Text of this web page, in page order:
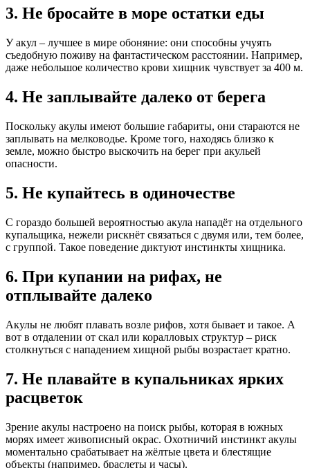
3. Не бросайте в море остатки еды
У акул – лучшее в мире обоняние: они способны учуять
съедобную поживу на фантастическом расстоянии. Например,
даже небольшое количество крови хищник чувствует за 400 м.
4. Не заплывайте далеко от берега
Поскольку акулы имеют большие габариты, они стараются не
заплывать на мелководье. Кроме того, находясь близко к
земле, можно быстро выскочить на берег при акульей
опасности.
5. Не купайтесь в одиночестве
С гораздо большей вероятностью акула нападёт на отдельного
купальщика, нежели рискнёт связаться с двумя или, тем более,
с группой. Такое поведение диктуют инстинкты хищника.
6. При купании на рифах, не
отплывайте далеко
Акулы не любят плавать возле рифов, хотя бывает и такое. А
вот в отдалении от скал или коралловых структур – риск
столкнуться с нападением хищной рыбы возрастает кратно.
7. Не плавайте в купальниках ярких
расцветок
Зрение акулы настроено на поиск рыбы, которая в южных
морях имеет живописный окрас. Охотничий инстинкт акулы
моментально срабатывает на жёлтые цвета и блестящие
объекты (например, браслеты и часы).